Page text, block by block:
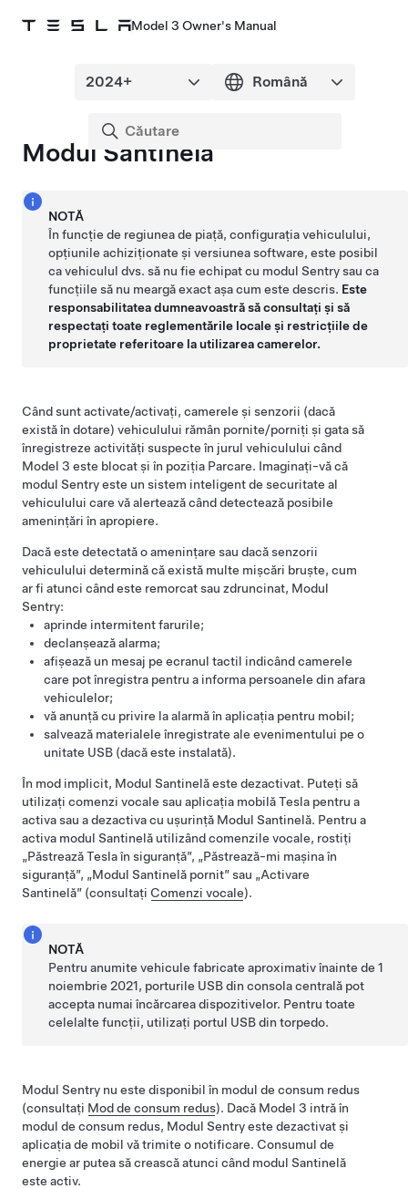
Model 3 Owner's Manual
Modul Santinelă
NOTĂ
În funcție de regiunea de piață, configurația vehiculului,
opțiunile achiziționate și versiunea software, este posibil
ca vehiculul dvs. să nu fie echipat cu modul Sentry sau ca
funcțiile să nu meargă exact așa cum este descris. Este
responsabilitatea dumneavoastră să consultați și să
respectați toate reglementările locale și restricțiile de
proprietate referitoare la utilizarea camerelor.
Când sunt activate/activați, camerele și senzorii (dacă
există în dotare) vehiculului rămân pornite/porniți și gata să
înregistreze activități suspecte în jurul vehiculului când
Model 3 este blocat și în poziția Parcare. Imaginați-vă că
modul Sentry este un sistem inteligent de securitate al
vehiculului care vă alertează când detectează posibile
amenințări în apropiere.
Dacă este detectată o amenințare sau dacă senzorii
vehiculului determină că există multe mișcări bruște, cum
ar fi atunci când este remorcat sau zdruncinat, Modul
Sentry:
aprinde intermitent farurile;
declanșează alarma;
afișează un mesaj pe ecranul tactil indicând camerele
care pot înregistra pentru a informa persoanele din afara
vehiculelor;
vă anunță cu privire la alarmă în aplicația pentru mobil;
salvează materialele înregistrate ale evenimentului pe o
unitate USB (dacă este instalată).
În mod implicit, Modul Santinelă este dezactivat. Puteți să
utilizați comenzi vocale sau aplicația mobilă Tesla pentru a
activa sau a dezactiva cu ușurință Modul Santinelă. Pentru a
activa modul Santinelă utilizând comenzile vocale, rostiți
„Păstrează Tesla în siguranță”, „Păstrează-mi mașina în
siguranță”, „Modul Santinelă pornit” sau „Activare
Santinelă” (consultați Comenzi vocale).
NOTĂ
Pentru anumite vehicule fabricate aproximativ înainte de 1
noiembrie 2021, porturile USB din consola centrală pot
accepta numai încărcarea dispozitivelor. Pentru toate
celelalte funcții, utilizați portul USB din torpedo.
Modul Sentry nu este disponibil în modul de consum redus
(consultați Mod de consum redus). Dacă Model 3 intră în
modul de consum redus, Modul Sentry este dezactivat și
aplicația de mobil vă trimite o notificare. Consumul de
energie ar putea să crească atunci când modul Santinelă
este activ.